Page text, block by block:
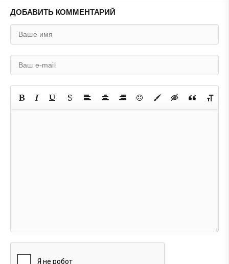
ДОБАВИТЬ КОММЕНТАРИЙ